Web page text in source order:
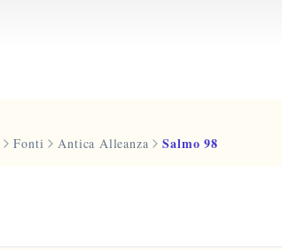
Fonti Antica Alleanza Salmo 98